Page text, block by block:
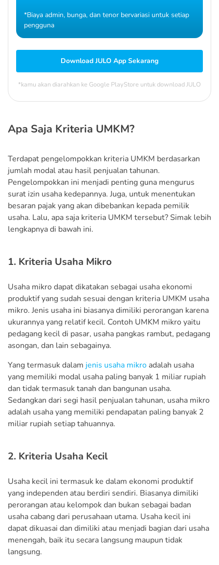
*Biaya admin, bunga, dan tenor bervariasi untuk setiap
pengguna
Download JULO App Sekarang
*kamu akan diarahkan ke Google PlayStore untuk download JULO
Apa Saja Kriteria UMKM?
Terdapat pengelompokkan kriteria UMKM berdasarkan
jumlah modal atau hasil penjualan tahunan.
Pengelompokkan ini menjadi penting guna mengurus
surat izin usaha kedepannya. Juga, untuk menentukan
besaran pajak yang akan dibebankan kepada pemilik
usaha. Lalu, apa saja kriteria UMKM tersebut? Simak lebih
lengkapnya di bawah ini.
1. Kriteria Usaha Mikro
Usaha mikro dapat dikatakan sebagai usaha ekonomi
produktif yang sudah sesuai dengan kriteria UMKM usaha
mikro. Jenis usaha ini biasanya dimiliki perorangan karena
ukurannya yang relatif kecil. Contoh UMKM mikro yaitu
pedagang kecil di pasar, usaha pangkas rambut, pedagang
asongan, dan lain sebagainya.
Yang termasuk dalam jenis usaha mikro adalah usaha
yang memiliki modal usaha paling banyak 1 miliar rupiah
dan tidak termasuk tanah dan bangunan usaha.
Sedangkan dari segi hasil penjualan tahunan, usaha mikro
adalah usaha yang memiliki pendapatan paling banyak 2
miliar rupiah setiap tahuannya.
2. Kriteria Usaha Kecil
Usaha kecil ini termasuk ke dalam ekonomi produktif
yang independen atau berdiri sendiri. Biasanya dimiliki
perorangan atau kelompok dan bukan sebagai badan
usaha cabang dari perusahaan utama. Usaha kecil ini
dapat dikuasai dan dimiliki atau menjadi bagian dari usaha
menengah, baik itu secara langsung maupun tidak
langsung.